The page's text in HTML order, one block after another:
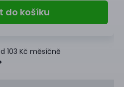
do košíku
103 Kč měsíčně